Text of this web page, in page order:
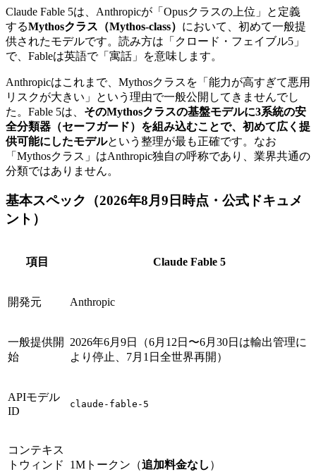
Claude Fable 5は、Anthropicが「Opusクラスの上位」と定義
するMythosクラス（Mythos-class） において、初めて一般提
供されたモデルです。読み方は「クロード・フェイブル5」
で、Fableは英語で「寓話」を意味します。
Anthropicはこれまで、Mythosクラスを「能力が高すぎて悪用
リスクが大きい」という理由で一般公開してきませんでし
た。Fable 5は、 そのMythosクラスの基盤モデルに3系統の安
全分類器（セーフガード）を組み込むことで、初めて広く提
供可能にしたモデルという整理が最も正確です。なお
「Mythosクラス」はAnthropic独自の呼称であり、業界共通の
分類ではありません。
基本スペック（2026年8月9日時点・公式ドキュメ
ント）
項目 Claude Fable 5
開発元 Anthropic
一般提供開
始
2026年6月9日（6月12日〜6月30日は輸出管理に
より停止、7月1日全世界再開）
APIモデル
ID
claude-fable-5
コンテキス
トウィンド
1Mトークン（追加料金なし ）